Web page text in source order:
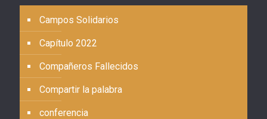
Campos Solidarios
Capítulo 2022
Compañeros Fallecidos
Compartir la palabra
conferencia